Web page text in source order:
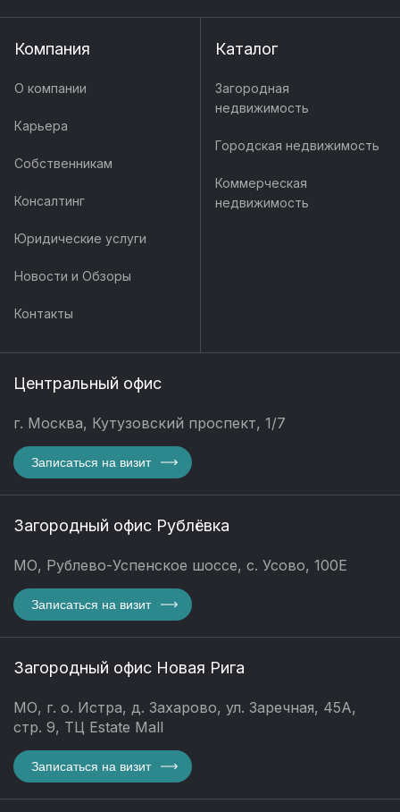
Компания
О компании
Карьера
Собственникам
Консалтинг
Юридические услуги
Новости и Обзоры
Контакты
Каталог
Загородная
недвижимость
Городская недвижимость
Коммерческая
недвижимость
Центральный офис
г. Москва, Кутузовский проспект, 1/7
Записаться на визит
Загородный офис Рублёвка
МО, Рублево-Успенское шоссе, с. Усово, 100Е
Записаться на визит
Загородный офис Новая Рига
МО, г. о. Истра, д. Захарово, ул. Заречная, 45А,
стр. 9, ТЦ Estate Mall
Записаться на визит